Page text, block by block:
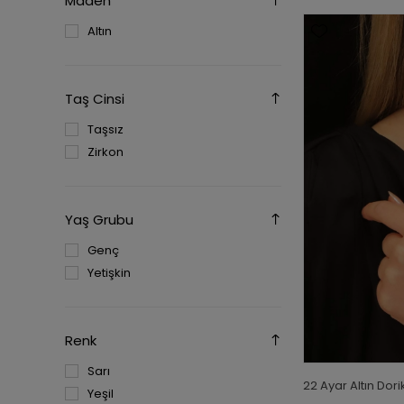
Altın
Taş Cinsi
Taşsız
Zirkon
Yaş Grubu
Genç
Yetişkin
Renk
Sarı
Yeşil
22 Ayar Altın